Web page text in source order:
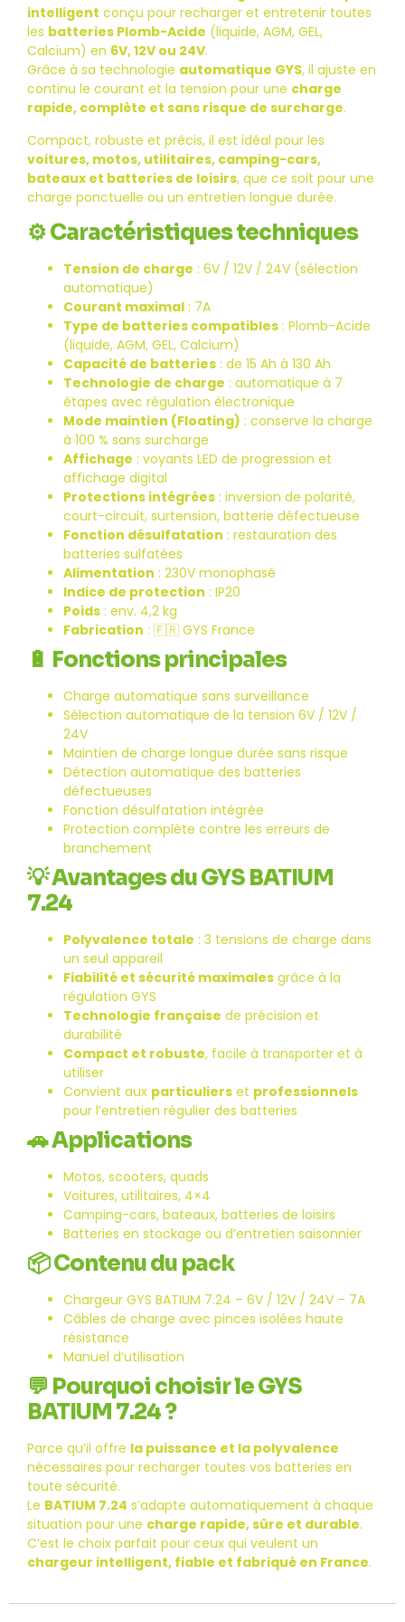
intelligent conçu pour recharger et entretenir toutes
les batteries Plomb-Acide (liquide, AGM, GEL,
Calcium) en 6V, 12V ou 24V.
Grâce à sa technologie automatique GYS, il ajuste en
continu le courant et la tension pour une charge
rapide, complète et sans risque de surcharge.
Compact, robuste et précis, il est idéal pour les
voitures, motos, utilitaires, camping-cars,
bateaux et batteries de loisirs, que ce soit pour une
charge ponctuelle ou un entretien longue durée.
⚙️Caractéristiques techniques
Tension de charge : 6V / 12V / 24V (sélection
automatique)
Courant maximal : 7A
Type de batteries compatibles : Plomb-Acide
(liquide, AGM, GEL, Calcium)
Capacité de batteries : de 15 Ah à 130 Ah
Technologie de charge : automatique à 7
étapes avec régulation électronique
Mode maintien (Floating) : conserve la charge
à 100 % sans surcharge
Affichage : voyants LED de progression et
affichage digital
Protections intégrées : inversion de polarité,
court-circuit, surtension, batterie défectueuse
Fonction désulfatation : restauration des
batteries sulfatées
Alimentation : 230V monophasé
Indice de protection : IP20
Poids : env. 4,2 kg
Fabrication : 🇫🇷 GYS France
🔋 Fonctions principales
Charge automatique sans surveillance
Sélection automatique de la tension 6V / 12V /
24V
Maintien de charge longue durée sans risque
Détection automatique des batteries
défectueuses
Fonction désulfatation intégrée
Protection complète contre les erreurs de
branchement
💡Avantages du GYS BATIUM
7.24
Polyvalence totale : 3 tensions de charge dans
un seul appareil
Fiabilité et sécurité maximales grâce à la
régulation GYS
Technologie française de précision et
durabilité
Compact et robuste, facile à transporter et à
utiliser
Convient aux particuliers et professionnels
pour l’entretien régulier des batteries
🚗Applications
Motos, scooters, quads
Voitures, utilitaires, 4×4
Camping-cars, bateaux, batteries de loisirs
Batteries en stockage ou d’entretien saisonnier
📦Contenu du pack
Chargeur GYS BATIUM 7.24 – 6V / 12V / 24V – 7A
Câbles de charge avec pinces isolées haute
résistance
Manuel d’utilisation
💬 Pourquoi choisir le GYS
BATIUM 7.24 ?
Parce qu’il offre la puissance et la polyvalence
nécessaires pour recharger toutes vos batteries en
toute sécurité.
Le BATIUM 7.24 s’adapte automatiquement à chaque
situation pour une charge rapide, sûre et durable.
C’est le choix parfait pour ceux qui veulent un
chargeur intelligent, fiable et fabriqué en France.